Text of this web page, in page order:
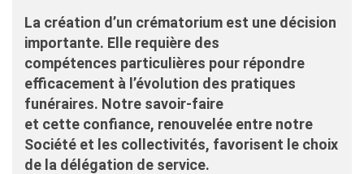
La création d’un crématorium est une décision
importante. Elle requière des
compétences particulières pour répondre
efficacement à l’évolution des pratiques
funéraires. Notre savoir-faire
et cette confiance, renouvelée entre notre
Société et les collectivités, favorisent le choix
de la délégation de service.